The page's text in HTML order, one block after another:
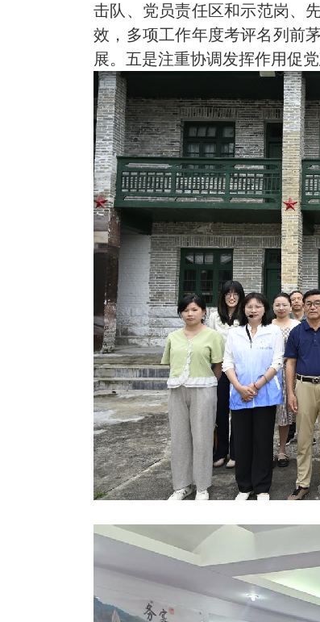
击队、党员责任区和示范岗、
效，多项工作年度考评名列前茅
展。 五是注重协调发挥作用促